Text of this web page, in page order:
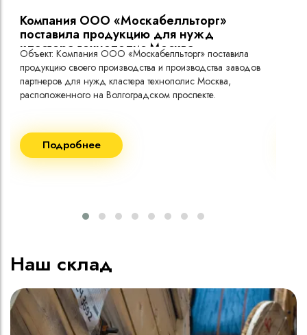
Компания ООО «Москабелльторг»
поставила продукцию для нужд
кластера технополис Москва.
Объект: Компания ООО «Москабелльторг» поставила
продукцию своего производства и производства заводов
партнеров для нужд кластера технополис Москва,
расположенного на Волгоградском проспекте.
ВВГнг(A) LS - 1кВ 1х240 20 000м
ВВГнг(A) LS - 1кВ 1х185 20 000м
Подробнее
Наш склад